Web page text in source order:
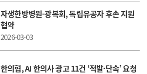
자생한방병원-광복회, 독립유공자 후손 지원
협약
2026-03-03
한의협, AI 한의사 광고 11건 ‘적발·단속’ 요청